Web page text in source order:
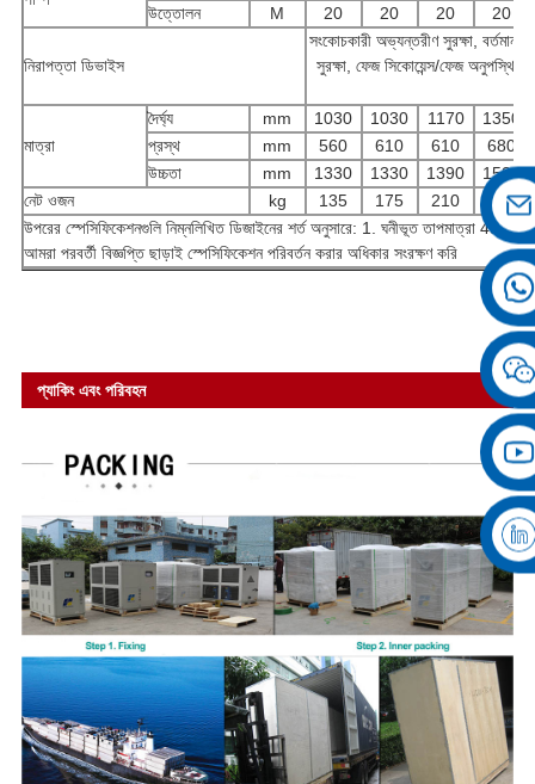
উত্তোলন M 20 20 20 20
নিরাপত্তা ডিভাইস
সংকোচকারী অভ্যন্তরীণ সুরক্ষা, বর্তমান
সুরক্ষা, ফেজ সিকোয়েন্স/ফেজ অনুপস্থিত
মাত্রা
দৈর্ঘ্য mm 1030 1030 1170
1350
প্রস্থ
mm 560 610 610
680
উচ্চতা
mm 1330 1330 1390
1520
নেট ওজন
kg 135 175 210
310
উপরের স্পেসিফিকেশনগুলি নিম্নলিখিত ডিজাইনের শর্ত অনুসারে: 1. ঘনীভূত তাপমাত্রা
আমরা পরবর্তী বিজ্ঞপ্তি ছাড়াই স্পেসিফিকেশন পরিবর্তন করার অধিকার সংরক্ষণ করি
প্যাকিং এবং পরিবহন